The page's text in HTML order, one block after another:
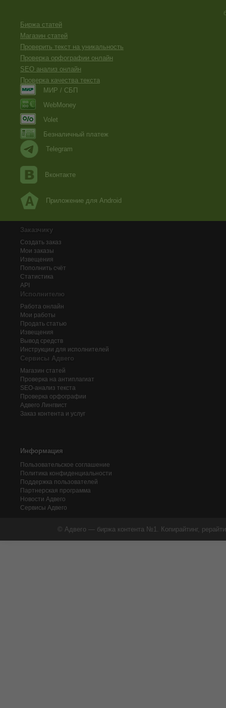
Биржа статей
Магазин статей
Проверить текст на уникальность
Проверка орфографии онлайн
SEO анализ онлайн
Проверка качества текста
МИР / СБП
WebMoney
Volet
Безналичный платеж
Telegram
Вконтакте
Приложение для Android
Заказчику
Создать заказ
Мои заказы
Извещения
Пополнить счёт
Статистика
API
Исполнителю
Работа онлайн
Мои работы
Продать статью
Извещения
Вывод средств
Инструкции для исполнителей
Сервисы Адвего
Магазин статей
Проверка на антиплагиат
SEO-анализ текста
Проверка орфографии
Адвего Лингвист
Заказ контента и услуг
Информация
Пользовательское соглашение
Политика конфиденциальности
Поддержка пользователей
Партнерская программа
Новости Адвего
Сервисы Адвего
© Адвего — биржа контента №1. Копирайтинг,